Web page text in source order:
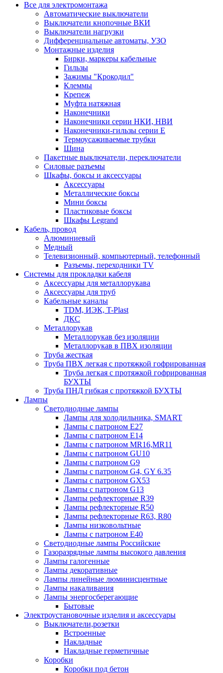
Все для электромонтажа
Автоматические выключатели
Выключатели кнопочные ВКИ
Выключатели нагрузки
Дифференциальные автоматы, УЗО
Монтажные изделия
Бирки, маркеры кабельные
Гильзы
Зажимы "Крокодил"
Клеммы
Крепеж
Муфта натяжная
Наконечники
Наконечники серии НКИ, НВИ
Наконечники-гильзы серии Е
Термоусаживаемые трубки
Шина
Пакетные выключатели, переключатели
Силовые разъемы
Шкафы, боксы и аксессуары
Аксессуары
Металлические боксы
Мини боксы
Пластиковые боксы
Шкафы Legrand
Кабель, провод
Алюминиевый
Медный
Телевизионный, компьютерный, телефонный
Разъемы, переходники TV
Системы для прокладки кабеля
Аксессуары для металлорукава
Аксессуары для труб
Кабельные каналы
TDM, ИЭК, T-Plast
ДКС
Металлорукав
Металлорукав без изоляции
Металлорукав в ПВХ изоляции
Труба жесткая
Труба ПВХ легкая с протяжкой гофрированная
Труба легкая с протяжкой гофрированная
БУХТЫ
Труба ПНД гибкая с протяжкой БУХТЫ
Лампы
Светодиодные лампы
Лампы для холодильника, SMART
Лампы с патроном E27
Лампы с патроном Е14
Лампы с патроном MR16,MR11
Лампы с патроном GU10
Лампы с патроном G9
Лампы с патроном G4, GY 6.35
Лампы с патроном GX53
Лампы с патроном G13
Лампы рефлекторные R39
Лампы рефлекторные R50
Лампы рефлекторные R63, R80
Лампы низковольтные
Лампы с патроном Е40
Светодиодные лампы Российские
Газоразрядные лампы высокого давления
Лампы галогенные
Лампы декоративные
Лампы линейные люминисцентные
Лампы накаливания
Лампы энергосберегающие
Бытовые
Электроустановочные изделия и аксессуары
Выключатели,розетки
Встроенные
Накладные
Накладные герметичные
Коробки
Коробки под бетон